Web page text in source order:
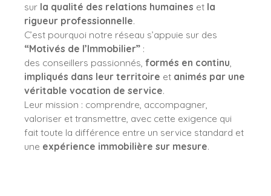
sur la qualité des relations humaines et la
rigueur professionnelle.
C’est pourquoi notre réseau s’appuie sur des
“Motivés de l’Immobilier” :
des conseillers passionnés, formés en continu,
impliqués dans leur territoire et animés par une
véritable vocation de service.
Leur mission : comprendre, accompagner,
valoriser et transmettre, avec cette exigence qui
fait toute la différence entre un service standard et
une expérience immobilière sur mesure.